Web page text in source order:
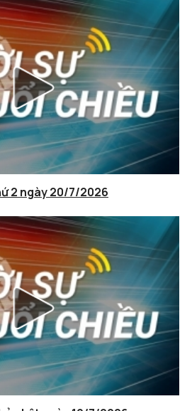
2 ngày 20/7/2026